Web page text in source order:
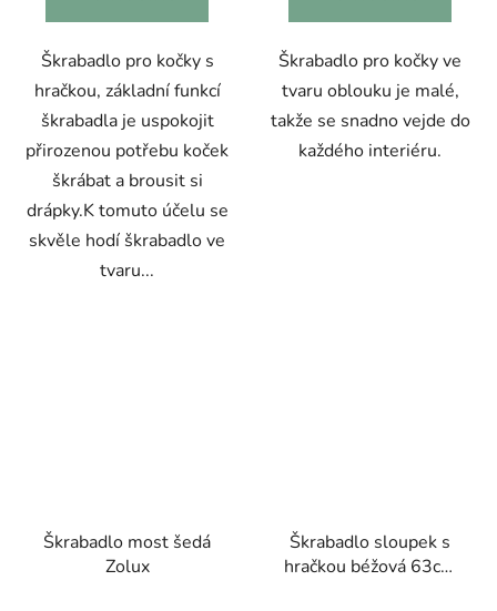
Škrabadlo pro kočky s
hračkou, základní funkcí
škrabadla je uspokojit
přirozenou potřebu koček
škrábat a brousit si
drápky.K tomuto účelu se
skvěle hodí škrabadlo ve
tvaru...
Škrabadlo pro kočky ve
tvaru oblouku je malé,
takže se snadno vejde do
každého interiéru.
Škrabadlo most šedá
Zolux
Škrabadlo sloupek s
hračkou béžová 63cm